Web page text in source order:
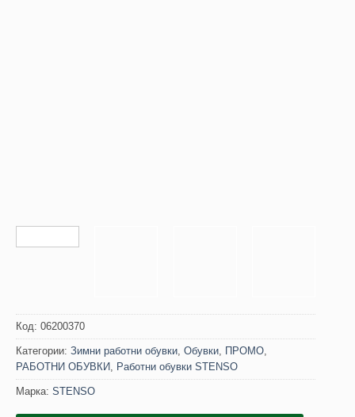
Код: 06200370
Категории: Зимни работни обувки Обувки ПРОМО
РАБОТНИ ОБУВКИ
Работни обувки STENSO
Марка: STENSO